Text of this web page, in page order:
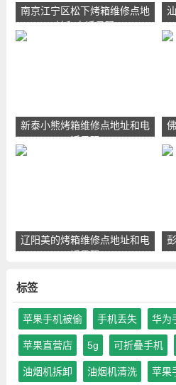
南京江宁区松下烤箱维修点地
址和电话号码
新泰小熊烤箱维修点地址和电
话号码
辽阳美的烤箱维修点地址和电
话号码
标签
苹果手机被偷 手机丢失 华为
苹果直营店 5g 可折叠手机
油烟机拆卸 油烟机清洗 苹果